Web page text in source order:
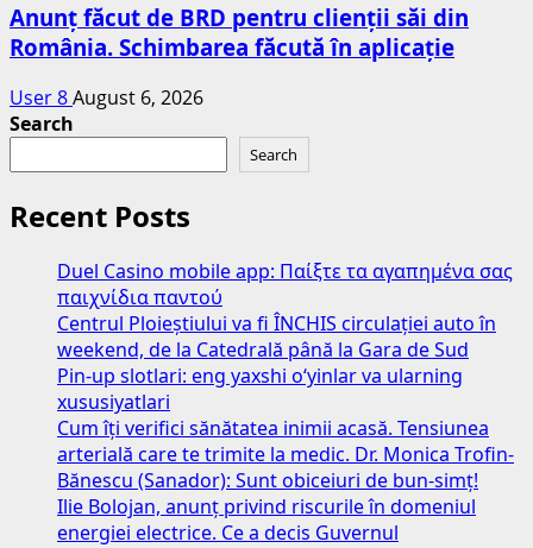
Anunț făcut de BRD pentru clienții săi din
România. Schimbarea făcută în aplicație
User 8August 6, 2026
Search
Search
Recent Posts
Duel Casino mobile app: Παίξτε τα αγαπημένα σας
παιχνίδια παντού
Centrul Ploieștiului va fi ÎNCHIS circulației auto în
weekend, de la Catedrală până la Gara de Sud
Pin-up slotlari: eng yaxshi o‘yinlar va ularning
xususiyatlari
Cum îți verifici sănătatea inimii acasă. Tensiunea
arterială care te trimite la medic. Dr. Monica Trofin-
Bănescu (Sanador): Sunt obiceiuri de bun-simț!
Ilie Bolojan, anunț privind riscurile în domeniul
energiei electrice. Ce a decis Guvernul